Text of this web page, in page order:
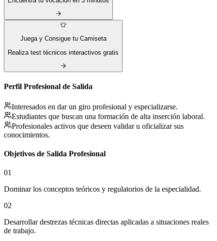
👕
Juega y Consigue tu Camiseta
Realiza test técnicos interactivos gratis
Perfil Profesional de Salida
Interesados en dar un giro profesional y especializarse.
Estudiantes que buscan una formación de alta inserción laboral.
Profesionales activos que deseen validar u oficializar sus
conocimientos.
Objetivos de Salida Profesional
01
Dominar los conceptos teóricos y regulatorios de la especialidad.
02
Desarrollar destrezas técnicas directas aplicadas a situaciones reales
de trabajo.